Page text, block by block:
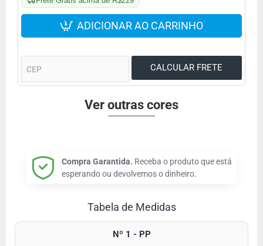
ADICIONAR AO CARRINHO
Compra Garantida. Receba o produto que está
esperando ou devolvemos o dinheiro.
Ver outras cores
Tabela de Medidas
Nº 1 - PP